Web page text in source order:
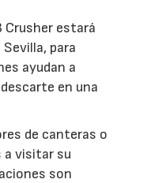
Crusher estará
para
ayudan a
en una
de canteras o
a visitar su
son